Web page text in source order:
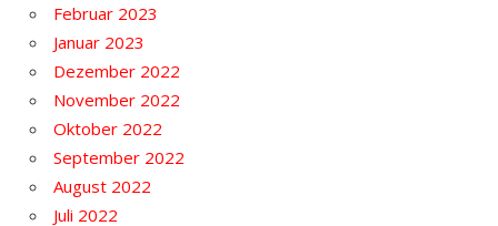
Februar 2023
Januar 2023
Dezember 2022
November 2022
Oktober 2022
September 2022
August 2022
Juli 2022